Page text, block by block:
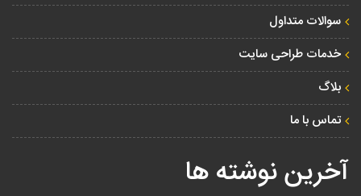
سوالات متداول
خدمات طراحی سایت
بلاگ
تماس با ما
آخرین نوشته ها